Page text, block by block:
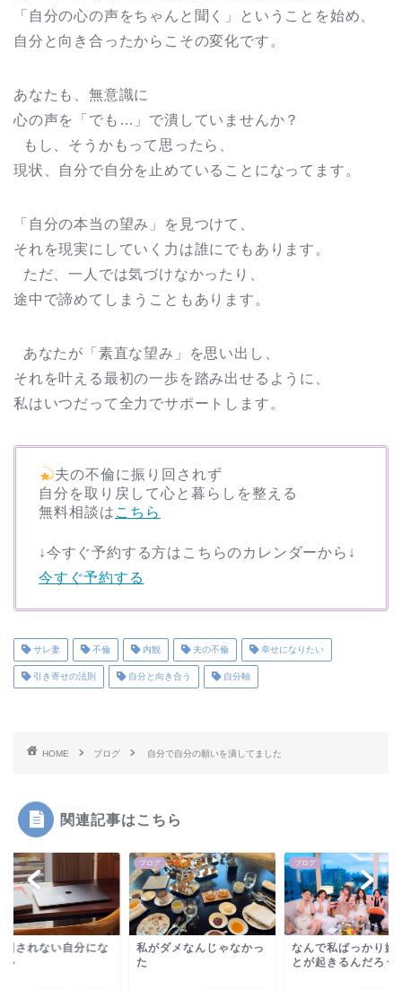
「自分の心の声をちゃんと聞く」ということを始め、
自分と向き合ったからこその変化です。
あなたも、無意識に
心の声を「でも…」で潰していませんか？
もし、そうかもって思ったら、
現状、自分で自分を止めていることになってます。
「自分の本当の望み」を見つけて、
それを現実にしていく力は誰にでもあります。
ただ、一人では気づけなかったり、
途中で諦めてしまうこともあります。
あなたが「素直な望み」を思い出し、
それを叶える最初の一歩を踏み出せるように、
私はいつだって全力でサポートします。
夫の不倫に振り回されず
自分を取り戻して心と暮らしを整える
無料相談は こちら
↓今すぐ予約する方はこちらのカレンダーから↓
今すぐ予約する
サレ妻 不倫 内観 夫の不倫 幸せになりたい
引き寄せの法則 自分と向き合う 自分軸
HOME ブログ 自分で自分の願いを潰してました
関連記事はこちら
回されない自分にな
い
ブログ
私がダメなんじゃなかっ
た
ブログ
なんで私ばっかり嫌
とが起きるんだろう